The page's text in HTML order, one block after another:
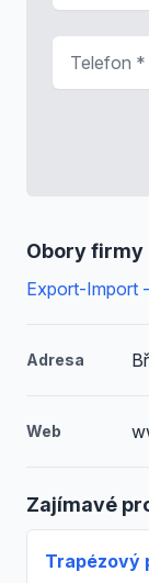
Obory firmy
Export-Import
Adresa
Web
Zajímavé
Trapézový